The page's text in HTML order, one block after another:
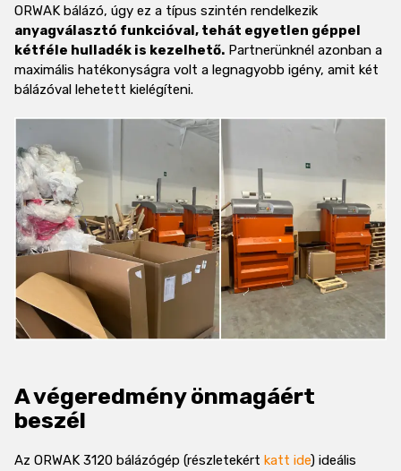
ORWAK bálázó, úgy ez a típus szintén rendelkezik
anyagválasztó funkcióval, tehát egyetlen géppel
kétféle hulladék is kezelhető. Partnerünknél azonban a
maximális hatékonyságra volt a legnagyobb igény, amit két
bálázóval lehetett kielégíteni.
A végeredmény önmagáért
beszél
Az ORWAK 3120 bálázógép (részletekért katt ide) ideális